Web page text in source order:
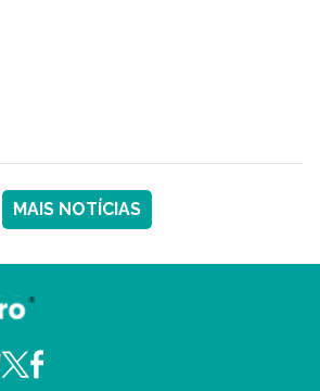
MAIS NOTÍCIAS